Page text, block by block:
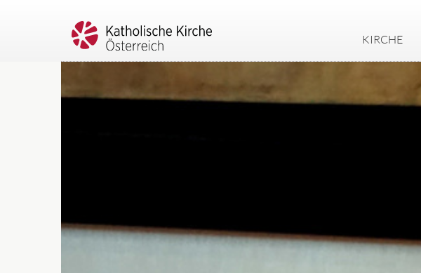
KIRCHE